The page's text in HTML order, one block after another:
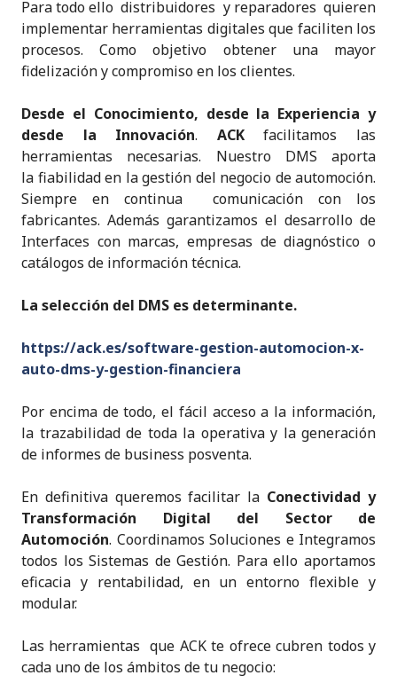
Para todo ello distribuidores y reparadores quieren
implementar herramientas digitales que faciliten los
procesos. Como objetivo obtener una mayor
fidelización y compromiso en los clientes.
Desde el Conocimiento, desde la Experiencia y
desde la Innovación. ACKfacilitamos las
herramientas necesarias. Nuestro DMS aporta
la fiabilidad en la gestión del negocio de automoción.
Siempre en continua comunicación con los
fabricantes. Además garantizamos el desarrollo de
Interfaces con marcas, empresas de diagnóstico o
catálogos de información técnica.
La selección del DMS es determinante.
https://ack.es/software-gestion-automocion-x-
auto-dms-y-gestion-financiera
Por encima de todo, el fácil acceso a la información,
la trazabilidad de toda la operativa y la generación
de informes de business posventa.
En definitiva queremos facilitar la Conectividad y
Transformación Digital del Sector de
Automoción. Coordinamos Soluciones e Integramos
todos los Sistemas de Gestión. Para ello aportamos
eficacia y rentabilidad, en un entorno flexible y
modular.
Las herramientas que ACK te ofrece cubren todos y
cada uno de los ámbitos de tu negocio: